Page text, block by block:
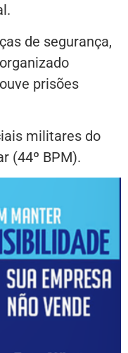
de segurança,
prisões
militares do
(44º BPM).